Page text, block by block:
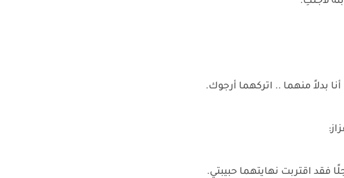
بدلاً منهما .. اتركهما أرجوك.
فقد اقتربت نهايتهما حبيبتي.